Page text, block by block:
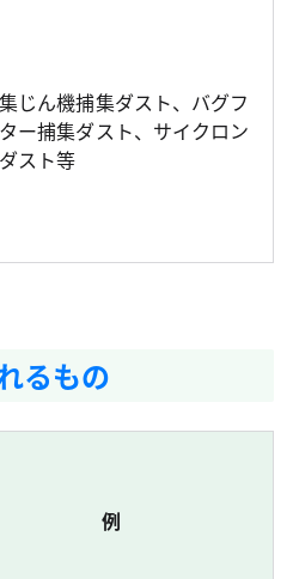
じん機捕集ダスト、バグフ
ー捕集ダスト、サイクロン
スト等
るもの
例